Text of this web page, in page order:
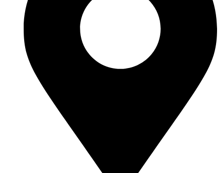
Pon - Sub - 08:00 - 19:00